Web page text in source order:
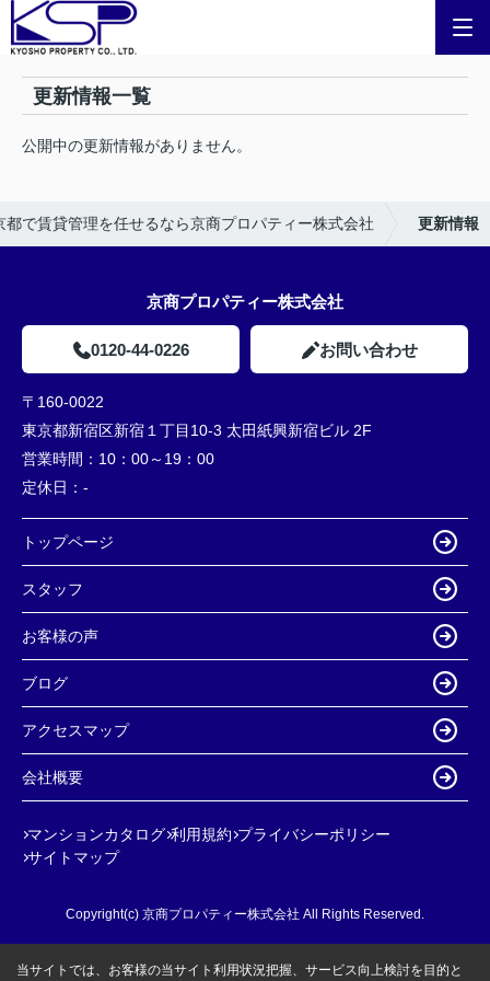
更新情報一覧
公開中の更新情報がありません。
都で賃貸管理を任せるなら京商プロパティー株式会社 更新情報
京商プロパティー株式会社
0120-44-0226 お問い合わせ
〒160-0022
東京都新宿区新宿１丁目10-3 太田紙興新宿ビル 2F
営業時間： 10：00～19：00
定休日： -
トップページ
スタッフ
お客様の声
ブログ
アクセスマップ
会社概要
マンションカタログ 利用規約 プライバシーポリシー
サイトマップ
Copyright(c) 京商プロパティー株式会社 All Rights Reserved.
当サイトでは、お客様の当サイト利用状況把握、サービス向上検討を目的と